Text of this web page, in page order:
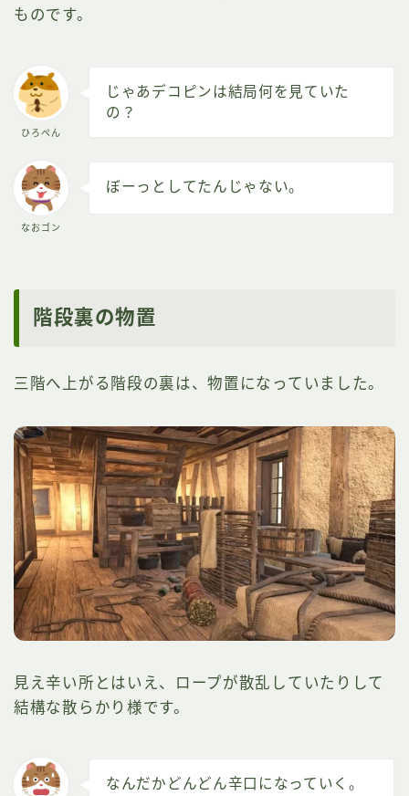
ものです。
ひろぺん
じゃあデコピンは結局何を見ていた
の？
なおゴン
ぼーっとしてたんじゃない。
階段裏の物置
三階へ上がる階段の裏は、物置になっていました。
見え辛い所とはいえ、ロープが散乱していたりして
結構な散らかり様です。
なんだかどんどん辛口になっていく。